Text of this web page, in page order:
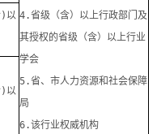
4.省级（含）以上行政部门及
其授权的省级（含）以上行业
学会
5.省、市人力资源和社会保障
局
6.该行业权威机构
) 以
) 以